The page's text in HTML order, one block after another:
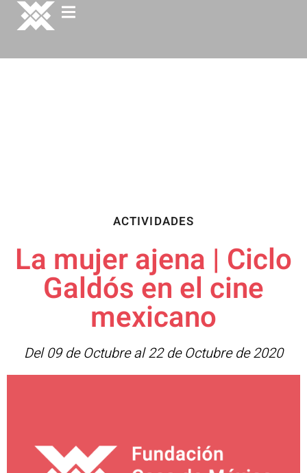
ACTIVIDADES
La mujer ajena | Ciclo
Galdós en el cine
mexicano
Del 09 de Octubre al 22 de Octubre de 2020